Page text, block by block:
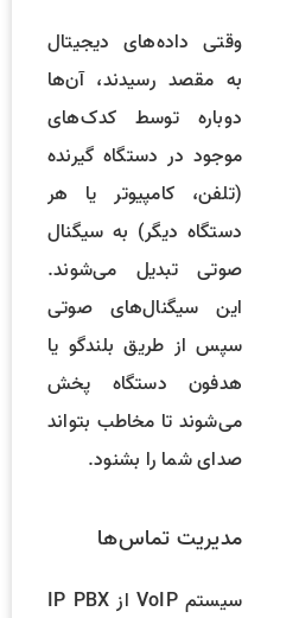
وقتی داده‌های دیجیتال
به مقصد رسیدند، آن‌ها
دوباره توسط کدک‌های
موجود در دستگاه گیرنده
(تلفن، کامپیوتر یا هر
دستگاه دیگر) به سیگنال
صوتی تبدیل می‌شوند.
این سیگنال‌های صوتی
سپس از طریق بلندگو یا
هدفون دستگاه پخش
می‌شوند تا مخاطب بتواند
صدای شما را بشنود.
مدیریت تماس‌ها
سیستم VoIP از IP PBX